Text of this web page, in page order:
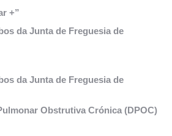
+”
da Junta de Freguesia de
da Junta de Freguesia de
Obstrutiva Crónica (DPOC)